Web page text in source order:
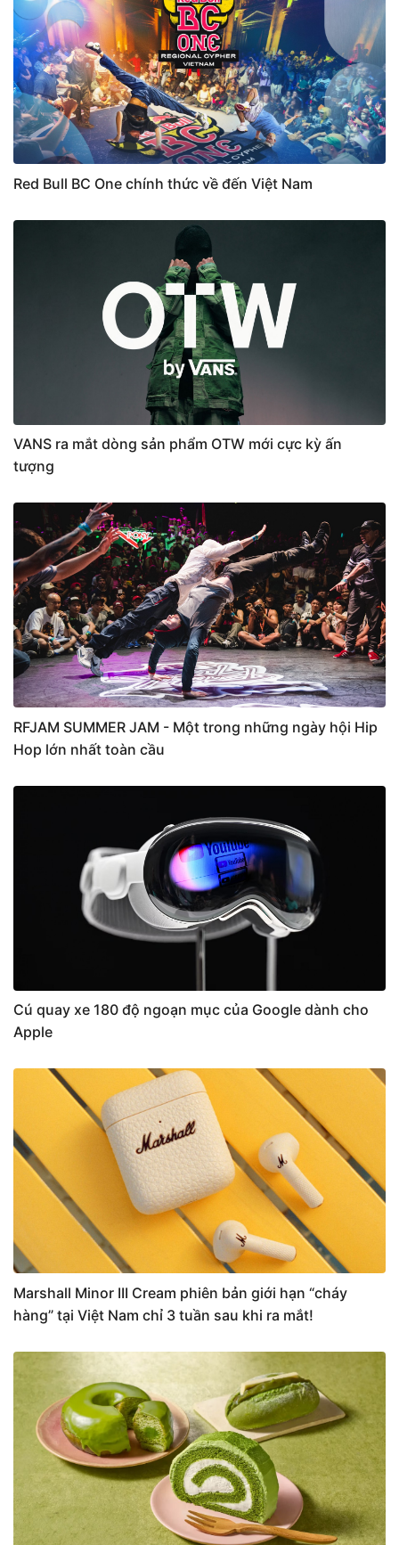
Red Bull BC One chính thức về đến Việt Nam
VANS ra mắt dòng sản phẩm OTW mới cực kỳ ấn
tượng
RFJAM SUMMER JAM - Một trong những ngày hội Hip
Hop lớn nhất toàn cầu
Cú quay xe 180 độ ngoạn mục của Google dành cho
Apple
Marshall Minor III Cream phiên bản giới hạn “cháy
hàng” tại Việt Nam chỉ 3 tuần sau khi ra mắt!